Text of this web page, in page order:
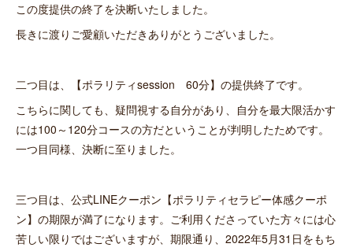
この度提供の終了を決断いたしました。
長きに渡りご愛顧いただきありがとうございました。
二つ目は、【ポラリティsession 60分】の提供終了です。
こちらに関しても、疑問視する自分があり、自分を最大限活かす
には100～120分コースの方だということが判明したためです。
一つ目同様、決断に至りました。
三つ目は、公式LINEクーポン【ポラリティセラピー体感クーポ
ン】の期限が満了になります。ご利用くださっていた方々には心
苦しい限りではございますが、期限通り、2022年5月31日をもち